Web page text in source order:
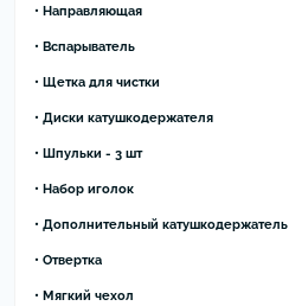
• Направляющая
• Вспарыватель
• Щетка для чистки
• Диски катушкодержателя
• Шпульки - 3 шт
• Набор иголок
• Дополнительный катушкодержатель
• Отвертка
• Мягкий чехол